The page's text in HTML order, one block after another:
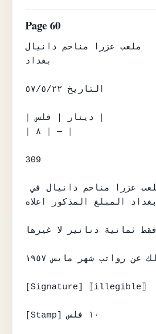
Page 60
ملعب عزرا مناحم دانيال
بغداد
التاريخ ٥٧/٥/٢٢
| دينار | فلس |
309
استلمت من ملعب عزرا مناحم دانيال في
بغداد المبلغ المذكور اعلاه
فقط ثمانية دنانير لا غيرها
وذلك عن رواتب شهر مايس ١٩٥٧
[Signature] ⟦illegible⟧
[Stamp] ١٠ فلس